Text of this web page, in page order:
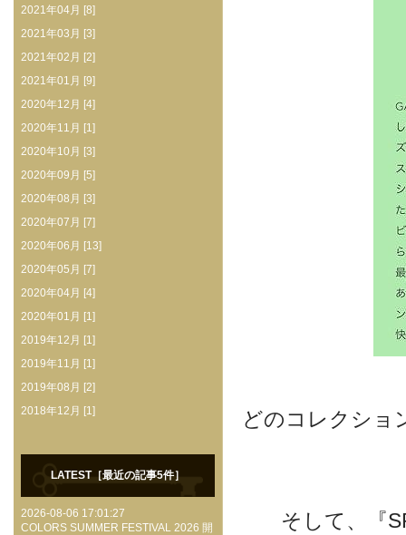
どのコレクショ
そして、『
2021年04月 [8]
2021年03月 [3]
2021年02月 [2]
2021年01月 [9]
2020年12月 [4]
2020年11月 [1]
2020年10月 [3]
2020年09月 [5]
2020年08月 [3]
2020年07月 [7]
2020年06月 [13]
2020年05月 [7]
2020年04月 [4]
2020年01月 [1]
2019年12月 [1]
2019年11月 [1]
2019年08月 [2]
2018年12月 [1]
LATEST［最近の記事5件］
2026-08-06 17:01:27
COLORS SUMMER FESTIVAL 2026 開